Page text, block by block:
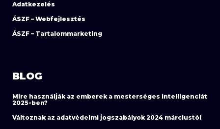
Adatkezelés
ÁSZF – Webfejlesztés
ÁSZF – Tartalommarketing
BLOG
Mire használják az emberek a mesterséges intelligenciát
2025-ben?
Változnak az adatvédelmi jogszabályok 2024 márciustól